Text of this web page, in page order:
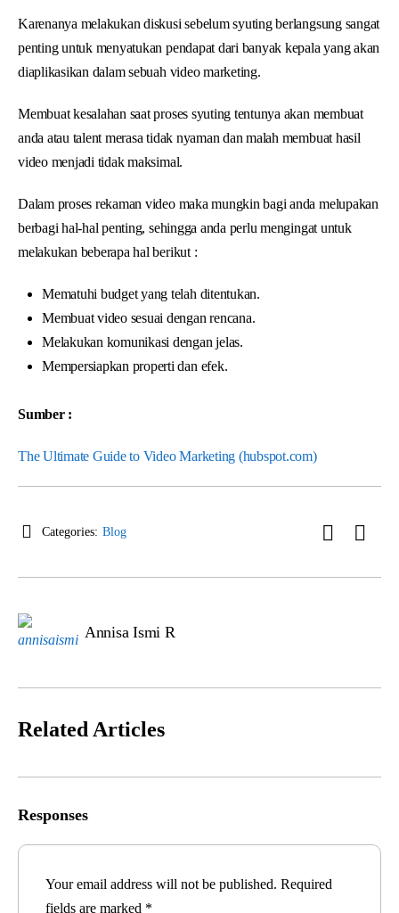
Karenanya melakukan diskusi sebelum syuting berlangsung sangat
penting untuk menyatukan pendapat dari banyak kepala yang akan
diaplikasikan dalam sebuah video marketing.
Membuat kesalahan saat proses syuting tentunya akan membuat
anda atau talent merasa tidak nyaman dan malah membuat hasil
video menjadi tidak maksimal.
Dalam proses rekaman video maka mungkin bagi anda melupakan
berbagi hal-hal penting, sehingga anda perlu mengingat untuk
melakukan beberapa hal berikut :
Mematuhi budget yang telah ditentukan.
Membuat video sesuai dengan rencana.
Melakukan komunikasi dengan jelas.
Mempersiapkan properti dan efek.
Sumber :
The Ultimate Guide to Video Marketing (hubspot.com)
Categories: Blog
Annisa Ismi R
Related Articles
Responses
Your email address will not be published. Required
fields are marked *